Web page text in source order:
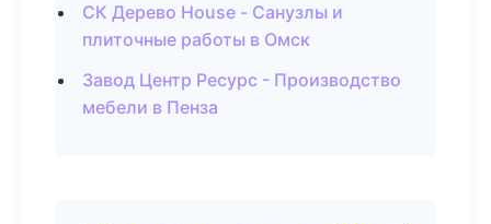
СК Дерево House - Санузлы и
плиточные работы в Омск
Завод Центр Ресурс - Производство
мебели в Пенза